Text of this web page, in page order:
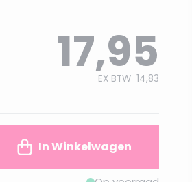
17,95
EX BTW 14,83
In Winkelwagen